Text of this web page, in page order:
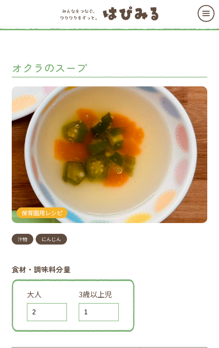
オクラのスープ
保育園用レシピ
汁物 にんじん
食材・調味料分量
大人 3歳以上児